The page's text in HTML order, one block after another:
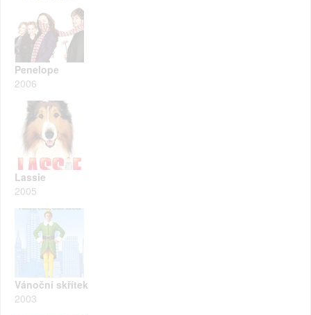
Penelope
2006
Lassie
2005
Vánoční skřítek
2003